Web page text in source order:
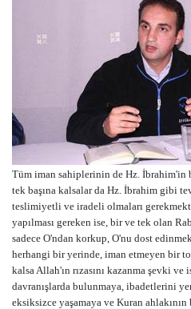
Tüm iman sahiplerinin de Hz. İbrahim'in
tek başına kalsalar da Hz. İbrahim gibi
teslimiyetli ve iradeli olmaları
yapılması gereken ise, bir ve tek olan
sadece O'ndan korkup, O'nu dost
herhangi bir yerinde, iman etmeyen bir
kalsa Allah'ın rızasını kazanma şevki ve
davranışlarda bulunmaya, ibadetlerini
eksiksizce yaşamaya ve Kuran